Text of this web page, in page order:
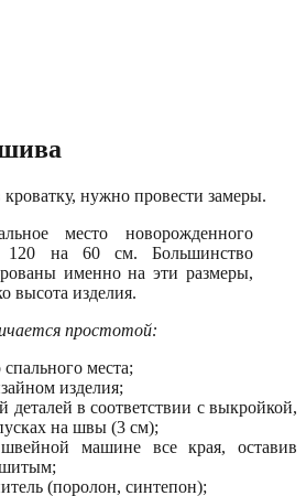
нужно провести замеры.
место новорожденного
120 на 60 см. Большинство
именно на эти размеры,
высота изделия.
простотой:
места;
изделия;
деталей в соответствии с выкройкой,
на швы (3 см);
машине все края, оставив
(поролон, синтепон);